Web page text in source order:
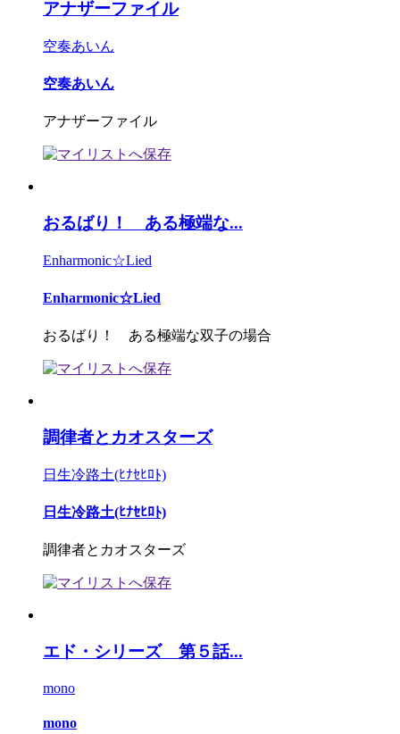
アナザーファイル
空奏あいん
空奏あいん
アナザーファイル
おるばり！ ある極端な...
Enharmonic☆Lied
Enharmonic☆Lied
おるばり！ ある極端な双子の場合
調律者とカオスターズ
日生冷路土(ﾋﾅｾﾋﾛﾄ)
日生冷路土(ﾋﾅｾﾋﾛﾄ)
調律者とカオスターズ
エド・シリーズ 第５話...
mono
mono